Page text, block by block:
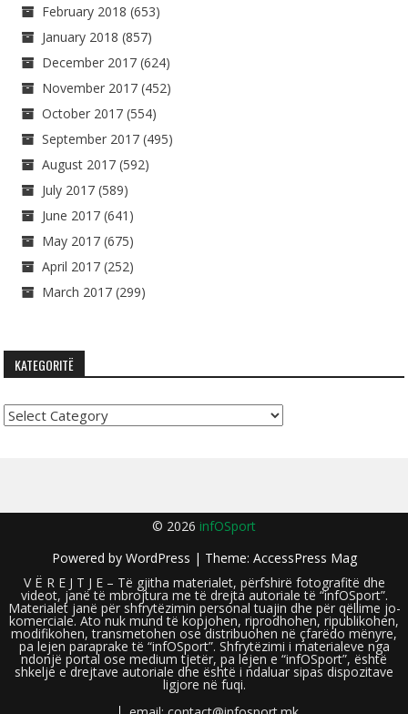
February 2018 (653)
January 2018 (857)
December 2017 (624)
November 2017 (452)
October 2017 (554)
September 2017 (495)
August 2017 (592)
July 2017 (589)
June 2017 (641)
May 2017 (675)
April 2017 (252)
March 2017 (299)
KATEGORITË
Kategoritë
© 2026 infOSport
Powered by WordPress | Theme: AccessPress Mag
V Ë R E J T J E – Të gjitha materialet, përfshirë fotografitë dhe
videot, janë të mbrojtura me të drejta autoriale të “infOSport”.
Materialet janë për shfrytëzimin personal tuajin dhe për qëllime jo-
komerciale. Ato nuk mund të kopjohen, riprodhohen, ripublikohen,
modifikohen, transmetohen ose distribuohen në çfarëdo mënyre,
pa lejen paraprake të “infOSport”. Shfrytëzimi i materialeve nga
ndonjë portal ose medium tjetër, pa lejen e “infOSport”, është
shkelje e drejtave autoriale dhe është i ndaluar sipas dispozitave
ligjore në fuqi.